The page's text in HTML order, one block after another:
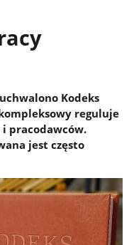
Kodeks
reguluje
pracodawców.
jest często